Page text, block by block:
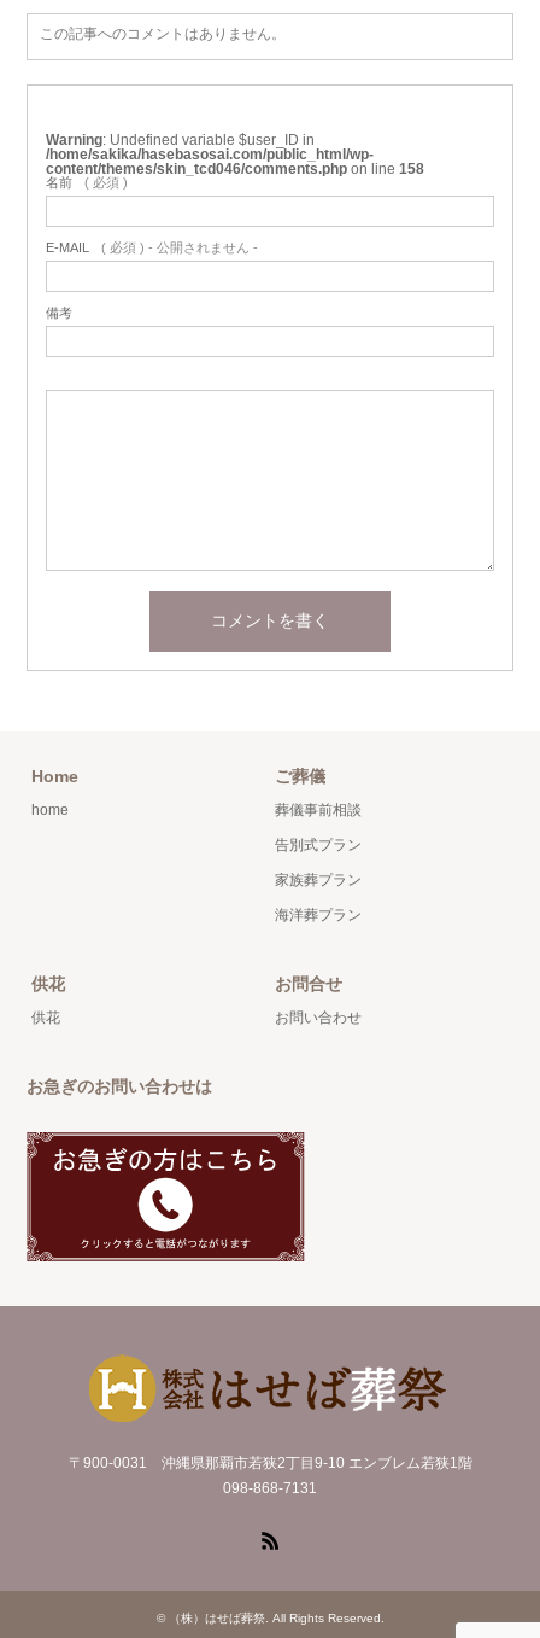
この記事へのコメントはありません。
Warning : Undefined variable $user_ID in
/home/sakika/hasebasosai.com/public_html/wp-
content/themes/skin_tcd046/comments.php on line 158
名前 ( 必須 )
E-MAIL ( 必須 ) - 公開されません -
備考
Home
home
ご葬儀
葬儀事前相談
告別式プラン
家族葬プラン
海洋葬プラン
供花
供花
お問合せ
お問い合わせ
お急ぎのお問い合わせは
〒900-0031 沖縄県那覇市若狭2丁目9-10 エンブレム若狭1階
098-868-7131
© （株）はせば葬祭. All Rights Reserved.